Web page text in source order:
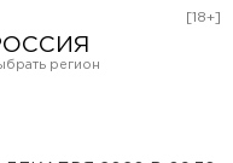
[18+]